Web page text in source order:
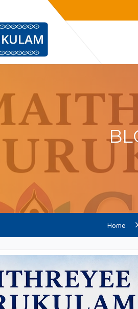
Home